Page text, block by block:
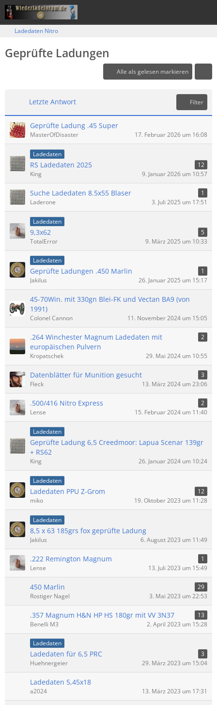
Ladedaten Nitro
Geprüfte Ladungen
Alle als gelesen markieren
Letzte Antwort Filter
Geprüfte Ladung .45 Super
MasterOfDisaster 17. Februar 2026 um 16:08
Ladedaten
RS Ladedaten 2025
12
King
9. Januar 2026 um 10:57
Suche Ladedaten 8.5x55 Blaser
1
Laderone
3. Juli 2025 um 17:51
Ladedaten
9,3x62
5
TotalError
9. März 2025 um 10:33
Ladedaten
Geprüfte Ladungen .450 Marlin
1
Jakilus
26. Januar 2025 um 15:17
45-70Win. mit 330gn Blei-FK und Vectan BA9 (von
1991)
Colonel Cannon 11. November 2024 um 15:05
.264 Winchester Magnum Ladedaten mit
europäischen Pulvern
2
Kropatschek 29. Mai 2024 um 10:55
Datenblätter für Munition gesucht
3
Fleck
13. März 2024 um 23:06
.500/416 Nitro Express
2
Lense
15. Februar 2024 um 11:40
Ladedaten
Geprüfte Ladung 6,5 Creedmoor: Lapua Scenar 139gr
+ RS62
King 26. Januar 2024 um 10:24
Ladedaten
Ladedaten PPU Z-Grom
12
miko
19. Oktober 2023 um 11:28
Ladedaten
8,5 x 63 185grs fox geprüfte Ladung
Jakilus 6. August 2023 um 11:49
.222 Remington Magnum
1
Lense
13. Juli 2023 um 15:49
450 Marlin
29
Rostiger Nagel
3. Mai 2023 um 22:53
.357 Magnum H&N HP HS 180gr mit VV 3N37
13
Benelli M3
2. April 2023 um 15:28
Ladedaten
Ladedaten für 6,5 PRC
3
Huehnergeier
29. März 2023 um 15:04
Ladedaten 5,45x18
a2024 13. März 2023 um 17:31